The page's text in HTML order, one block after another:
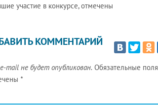
участие в конкурсе, отмечены
КОММЕНТАРИЙ
mail не будет опубликован. Обязательные поля
*